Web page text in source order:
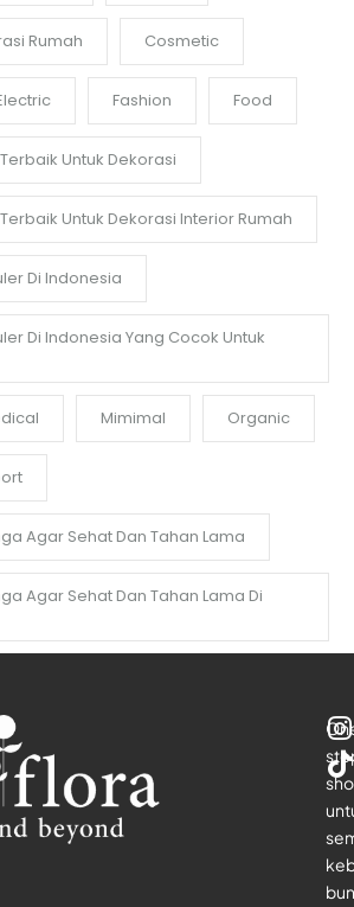
Rumah Cosmetic
Fashion Food
Untuk Dekorasi
Untuk Dekorasi Interior Rumah
Di Indonesia
Di Indonesia Yang Cocok Untuk
Mimimal Organic
Agar Sehat Dan Tahan Lama
Agar Sehat Dan Tahan Lama Di